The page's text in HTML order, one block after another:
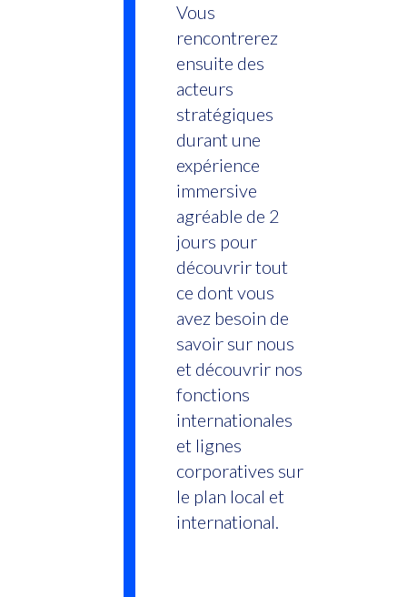
Vous
rencontrerez
ensuite des
acteurs
stratégiques
durant une
expérience
immersive
agréable de 2
jours pour
découvrir tout
ce dont vous
avez besoin de
savoir sur nous
et découvrir nos
fonctions
internationales
et lignes
corporatives sur
le plan local et
international.